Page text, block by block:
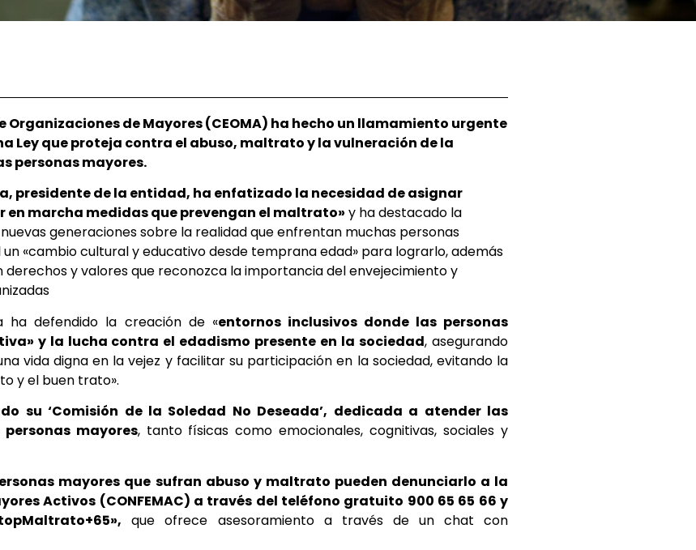
Organizaciones de Mayores (CEOMA) ha hecho un llamamiento urgente
Ley que proteja contra el abuso, maltrato y la vulneración de la
personas mayores.
presidente de la entidad, ha enfatizado la necesidad de asignar
en marcha medidas que prevengan el maltrato» y ha destacado la
generaciones sobre la realidad que enfrentan muchas personas
un «cambio cultural y educativo desde temprana edad» para lograrlo, además
y valores que reconozca la importancia del envejecimiento y
ha defendido la creación de «entornos inclusivos donde las personas
y la lucha contra el edadismo presente en la sociedad, asegurando
vida digna en la vejez y facilitar su participación en la sociedad, evitando la
y el buen trato».
su ‘Comisión de la Soledad No Deseada’, dedicada a atender las
mayores, tanto físicas como emocionales, cognitivas, sociales y
mayores que sufran abuso y maltrato pueden denunciarlo a la
Activos (CONFEMAC) a través del teléfono gratuito 900 65 65 66 y
que ofrece asesoramiento a través de un chat con